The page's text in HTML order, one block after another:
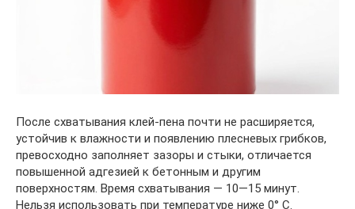
После схватывания клей-пена почти не расширяется,
устойчив к влажности и появлению плесневых грибков,
превосходно заполняет зазоры и стыки, отличается
повышенной адгезией к бетонным и другим
поверхностям. Время схватывания — 10—15 минут.
Нельзя использовать при температуре ниже 0° С.